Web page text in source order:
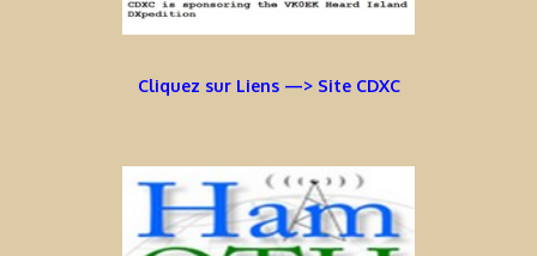
Cliquez sur Liens —> Site CDXC